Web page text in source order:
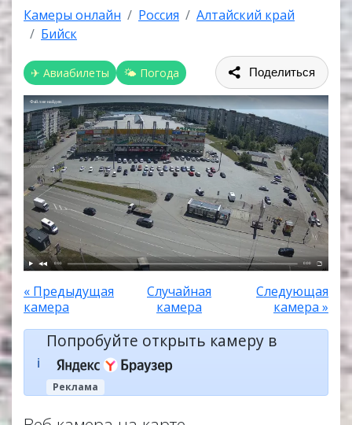
Камеры онлайн Россия
Алтайский край
Бийск
✈ Авиабилеты 🌤 Погода Поделиться
Файл не найден
0:00 0:00
« Предыдущая
камера
Случайная
камера
Следующая
камера »
ℹ️
Попробуйте открыть камеру в
Реклама